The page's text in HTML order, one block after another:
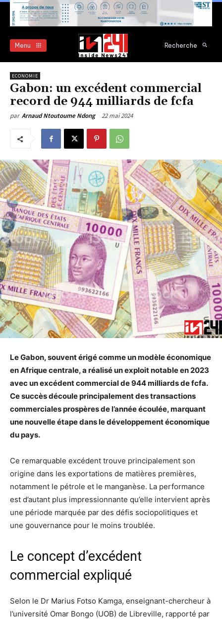
Menu Recherche
ECONOMIE
Gabon: un excédent commercial
record de 944 milliards de fcfa
par Arnaud Ntoutoume Ndong 22 mai 2024
Le Gabon, souvent érigé comme un modèle économique
en Afrique centrale, a réalisé un exploit notable en 2023
avec un excédent commercial de 944 milliards de fcfa.
Ce succès découle principalement des transactions
commerciales prospères de l’année écoulée, marquant
une nouvelle étape dans le développement économique
du pays.
Ce remarquable excédent trouve principalement son
origine dans les exportations de matières premières,
notamment le pétrole et le manganèse. La performance
est d’autant plus impressionnante qu’elle intervient après
une période marquée par des défis sociopolitiques et
une gouvernance pour le moins troublée.
Le concept d’excédent
commercial expliqué
Selon le Dr Marius Fotso Kamga, enseignant-chercheur à
l’université Omar Bongo (UOB) de Libreville, rapporté par